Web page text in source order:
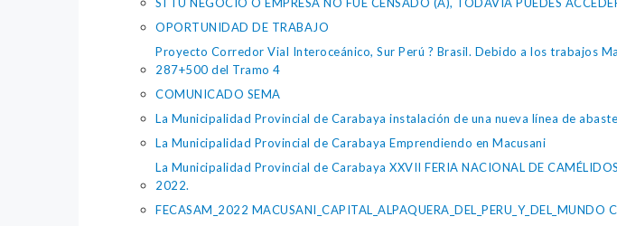
OPORTUNIDAD DE TRABAJO
Proyecto Corredor Vial Interoceánico, Sur Perú ? Brasil. Debido a los trabajos
287+500 del Tramo 4
COMUNICADO SEMA
La Municipalidad Provincial de Carabaya instalación de una nueva línea de
La Municipalidad Provincial de Carabaya Emprendiendo en Macusani
La Municipalidad Provincial de Carabaya XXVII FERIA NACIONAL DE
2022.
FECASAM_2022 MACUSANI_CAPITAL_ALPAQUERA_DEL_PERU_Y_DEL_MUNDO